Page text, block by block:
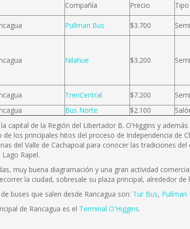
Compañía Precio Tipo
Pullman Bus $3.700
Nilahue $3.200
TrenCentral $7.200
Bus Norte $2.100
la capital de la Región del Libertador B. O’Higgins y
de los principales hitos del proceso de Independencia de
del Valle de Cachapoal para conocer las tradiciones
Rapel.
muy buena diagramación y una gran actividad
la ciudad, sobresale su plaza principal, alrededor
buses que salen desde Rancagua son: Tur Bus, Pullman
de Rancagua es el Terminal O'Higgins.